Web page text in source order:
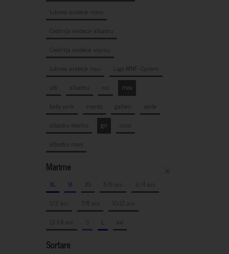
Iubirea vindecă- maro
Credința vindecă- albastru
Credința vindecă- vișiniu
Iubirea vindecă- roșu
Logo MNF- Cyclam
alb
albastru roz
mov
baby pink
mentă galben
verde
albastru deschis
gri
coral
albastru navy
Marime
XL M XS 5/6 ani
3/4 ani
1/2 ani
7/8 ani
10-12 ani
12-14 ani
S L xxl
Sortare